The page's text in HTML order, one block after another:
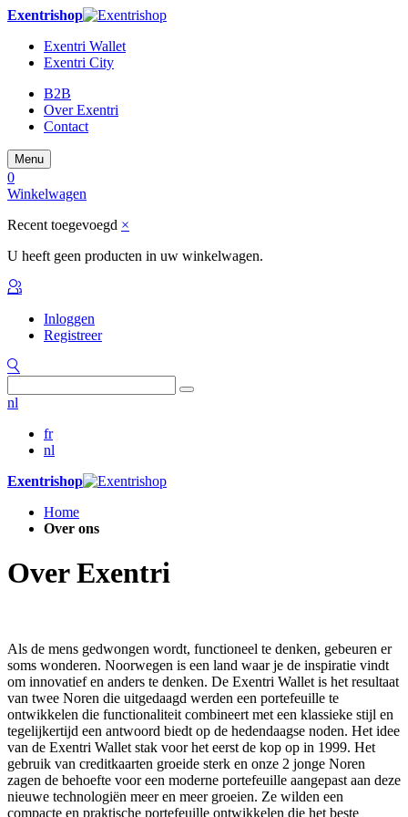
Exentrishop
Exentri Wallet
Exentri City
B2B
Over Exentri
Contact
Menu
0
Winkelwagen
Recent toegevoegd ×
U heeft geen producten in uw winkelwagen.
Inloggen
Registreer
nl
fr
nl
Exentrishop
Home
Over ons
Over Exentri
Als de mens gedwongen wordt, functioneel te denken, gebeuren er
soms wonderen. Noorwegen is een land waar je de inspiratie vindt
om innovatief en anders te denken. De Exentri Wallet is het resultaat
van twee Noren die uitgedaagd werden een portefeuille te
ontwikkelen die functionaliteit combineert met een klassieke stijl en
tegelijkertijd een antwoord biedt op de hedendaagse noden. Het idee
van de Exentri Wallet stak voor het eerst de kop op in 1999. Het
gebruik van creditkaarten groeide sterk en onze 2 jonge Noren
zagen de behoefte voor een moderne portefeuille aangepast aan deze
nieuwe technologiën meer en meer groeien. Ze wilden een
compacte en praktische portefeuille ontwikkelen die het beste